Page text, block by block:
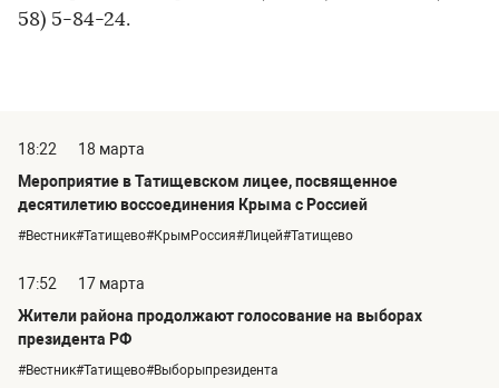
58) 5-84-24.
18:22
18 марта
Мероприятие в Татищевском лицее, посвященное
десятилетию воссоединения Крыма с Россией
#Вестник#Татищево#КрымРоссия#Лицей#Татищево
17:52
17 марта
Жители района продолжают голосование на выборах
президента РФ
#Вестник#Татищево#Выборыпрезидента